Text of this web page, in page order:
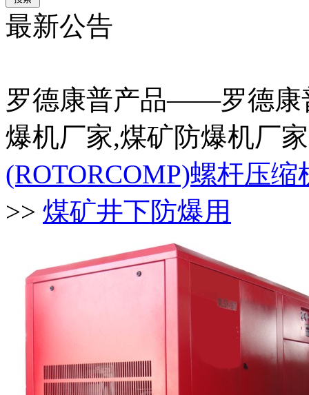
最新公告
罗德康普产品——罗德康
爆机厂家,煤矿防爆机厂
(ROTORCOMP)螺杆压
>> 煤矿井下防爆用